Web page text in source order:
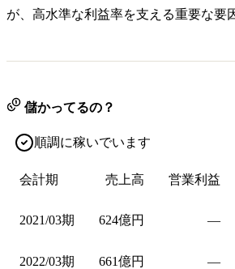
が、高水準な利益率を支える重要な要
儲かってるの？
順調に稼いでいます
会計期 売上高 営業利益
2021/03期 624億円 —
2022/03期 661億円 —